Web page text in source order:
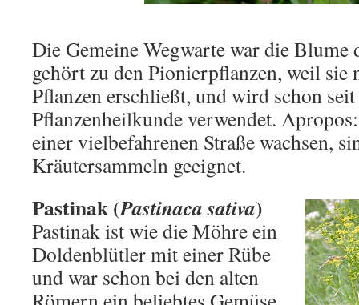
Die Gemeine Wegwarte war die Blume
gehört zu den Pionierpflanzen, weil sie
Pflanzen erschließt, und wird schon
Pflanzenheilkunde verwendet.
einer vielbefahrenen Straße wachsen,
Kräutersammeln geeignet.
Pastinak (Pastinaca sativa)
Pastinak ist wie die Möhre ein
Doldenblütler mit einer Rübe
und war schon bei den alten